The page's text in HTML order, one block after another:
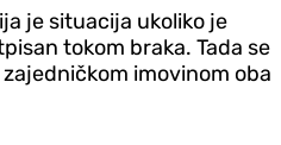
je situacija ukoliko je
tokom braka. Tada se
imovinom oba